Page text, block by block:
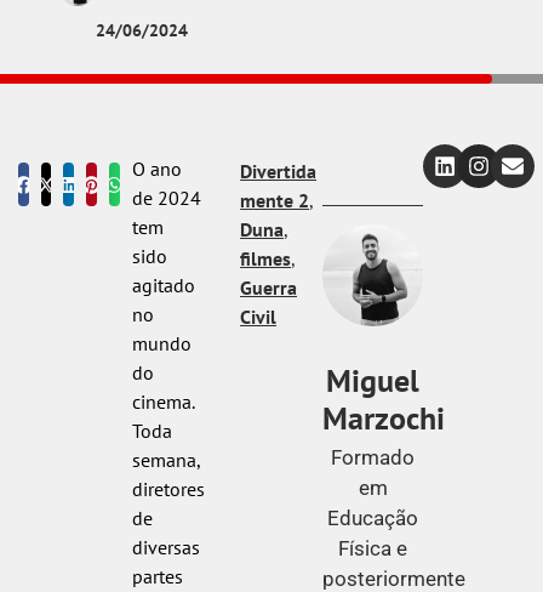
24/06/2024
O ano
de 2024
tem
sido
agitado
no
mundo
do
cinema.
Toda
semana,
diretores
de
diversas
partes
Divertida
mente 2,
Duna,
filmes,
Guerra
Civil
Miguel
Marzochi
Formado
em
Educação
Física e
posteriormente